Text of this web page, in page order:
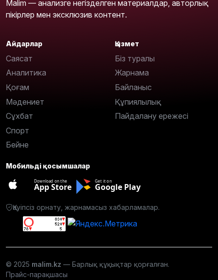
Malim — анализге негізделген материалдар, авторлық
пікірлер мен эксклюзив контент.
Айдарлар
Саясат
Аналитика
Қоғам
Мәдениет
Сұхбат
Спорт
Бейне
Қызмет
Біз туралы
Жарнама
Байланыс
Құпиялылық
Пайдалану ережесі
Мобильді қосымшалар
Download on the
App Store
Get it on
Google Play
Қауіпсіз орнату, жарнамасыз хабарламалар.
© 2025 malim.kz — Барлық құқықтар қорғалған.
Прайс-парақшасы